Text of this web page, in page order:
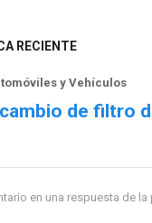
RECIENTE
y Vehículos
de filtro
en una respuesta de la